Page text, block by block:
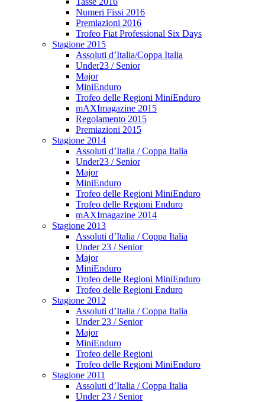
Numeri Fissi 2016
Premiazioni 2016
Trofeo Fiat Professional Six Days
Stagione 2015
Assoluti d’Italia/Coppa Italia
Under23 / Senior
Major
MiniEnduro
Trofeo delle Regioni MiniEnduro
mAXImagazine 2015
Regolamento 2015
Premiazioni 2015
Stagione 2014
Assoluti d’Italia / Coppa Italia
Under23 / Senior
Major
MiniEnduro
Trofeo delle Regioni MiniEnduro
Trofeo delle Regioni Enduro
mAXImagazine 2014
Stagione 2013
Assoluti d’Italia / Coppa Italia
Under 23 / Senior
Major
MiniEnduro
Trofeo delle Regioni MiniEnduro
Trofeo delle Regioni Enduro
Stagione 2012
Assoluti d’Italia / Coppa Italia
Under 23 / Senior
Major
MiniEnduro
Trofeo delle Regioni
Trofeo delle Regioni MiniEnduro
Stagione 2011
Assoluti d’Italia / Coppa Italia
Under 23 / Senior